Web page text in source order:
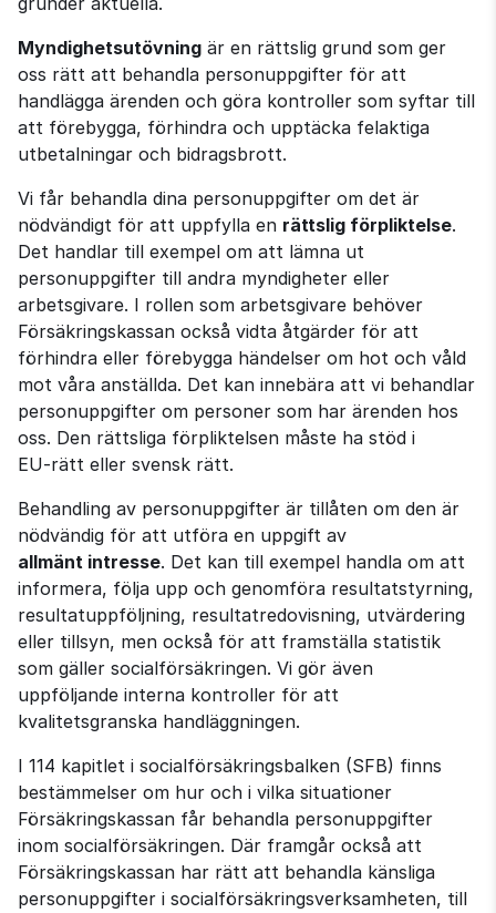
Myndighetsutövning är en rättslig grund som ger
oss rätt att behandla personuppgifter för att
handlägga ärenden och göra kontroller som syftar till
att förebygga, förhindra och upptäcka felaktiga
utbetalningar och bidragsbrott.
Vi får behandla dina personuppgifter om det är
nödvändigt för att uppfylla en rättslig förpliktelse.
Det handlar till exempel om att lämna ut
personuppgifter till andra myndigheter eller
arbetsgivare. I rollen som arbetsgivare behöver
Försäkringskassan också vidta åtgärder för att
förhindra eller förebygga händelser om hot och våld
mot våra anställda. Det kan innebära att vi behandlar
personuppgifter om personer som har ärenden hos
oss. Den rättsliga förpliktelsen måste ha stöd i
EU‑rätt eller svensk rätt.
Behandling av personuppgifter är tillåten om den är
allmänt intresse. Det kan till exempel handla om att
informera, följa upp och genomföra resultatstyrning,
resultatuppföljning, resultatredovisning, utvärdering
eller tillsyn, men också för att framställa statistik
som gäller socialförsäkringen. Vi gör även
uppföljande interna kontroller för att
kvalitetsgranska handläggningen.
I 114 kapitlet i socialförsäkringsbalken (SFB) finns
bestämmelser om hur och i vilka situationer
Försäkringskassan får behandla personuppgifter
inom socialförsäkringen. Där framgår också att
Försäkringskassan har rätt att behandla känsliga
personuppgifter i socialförsäkringsverksamheten, till